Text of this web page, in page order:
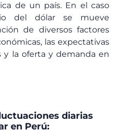
de un país. En el caso
del dólar se mueve
de diversos factores
las expectativas
y la oferta y demanda en
diarias
en Perú: